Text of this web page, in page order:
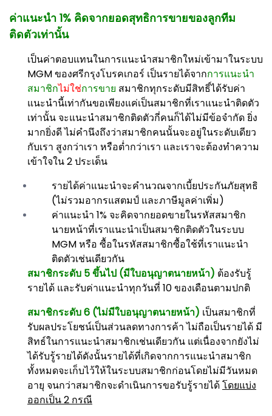
ค่าแนะนำ 1% คิดจากยอดสุทธิการขายของลูกทีม
ติดตัวเท่านั้น
เป็นค่าตอบแทนในการแนะนำสมาชิกใหม่เข้ามาในระบบ
MGM ของศรีกรุงโบรคเกอร์ เป็นรายได้จากการแนะนำ
สมาชิกไม่ใช่การขาย สมาชิกทุกระดับมีสิทธิ์ได้รับค่า
แนะนำนี้เท่ากันขอเพียงแค่เป็นสมาชิกที่เราแนะนำติดตัว
เท่านั้น จะแนะนำสมาชิกติดตัวกี่คนก็ได้ไม่มีข้อจำกัด ยิ่ง
มากยิ่งดี ไม่คำนึงถึงว่าสมาชิกคนนั้นจะอยู่ในระดับเดียว
กับเรา สูงกว่าเรา หรือต่ำกว่าเรา และเราจะต้องทำความ
เข้าใจใน 2 ประเด็น
รายได้ค่าแนะนำจะคำนวณจากเบี้ยประกันภัยสุทธิ
(ไม่รวมอากรแสตมป์ และภาษีมูลค่าเพิ่ม)
ค่าแนะนำ 1% จะคิดจากยอดขายในรหัสสมาชิก
นายหน้าที่เราแนะนำเป็นสมาชิกติดตัวในระบบ
MGM หรือ ซื้อในรหัสสมาชิกซื้อใช้ที่เราแนะนำ
ติดตัวเช่นเดียวกัน
สมาชิกระดับ 5 ขึ้นไป (มีใบอนุญาตนายหน้า) ต้องรับรู้
รายได้ และรับค่าแนะนำทุกวันที่ 10 ของเดือนตามปกติ
สมาชิกระดับ 6 (ไม่มีใบอนุญาตนายหน้า) เป็นสมาชิกที่
รับผลประโยชน์เป็นส่วนลดทางการค้า ไม่ถือเป็นรายได้ มี
สิทธ์ในการแนะนำสมาชิกเช่นเดียวกัน แต่เนื่องจากยังไม่
ได้รับรู้รายได้ดังนั้นรายได้ที่เกิดจากการแนะนำสมาชิก
ทั้งหมดจะเก็บไว้ให้ในระบบสมาชิกก่อนโดยไม่มีวันหมด
อายุ จนกว่าสมาชิกจะดำเนินการขอรับรู้รายได้โดยแบ่ง
ออกเป็น 2 กรณี